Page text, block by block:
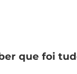
que foi